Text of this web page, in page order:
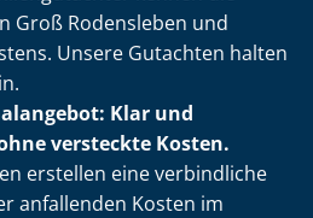
Groß Rodensleben und
Unsere Gutachten halten
Klar und
versteckte Kosten.
erstellen eine verbindliche
anfallenden Kosten im